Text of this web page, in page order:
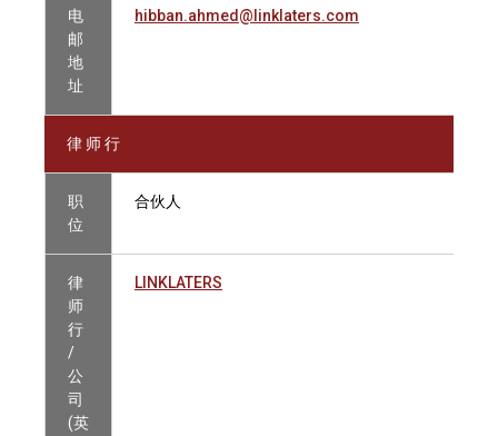
电
邮
地
址
hibban.ahmed@linklaters.com
律 师 行
职
位
合伙人
律
师
行
/
公
司
(英
LINKLATERS